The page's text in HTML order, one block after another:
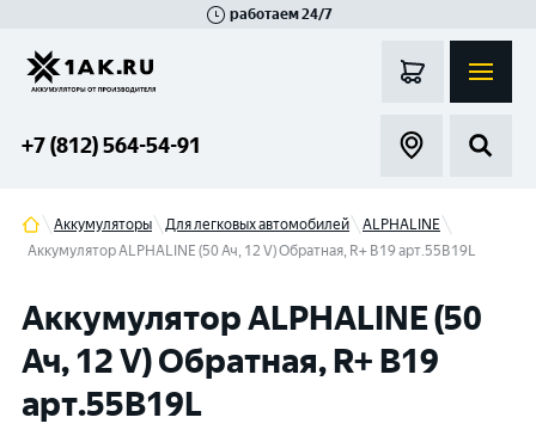
работаем 24/7
+7 (812) 564-54-91
Аккумуляторы Для легковых автомобилей
ALPHALINE
Аккумулятор ALPHALINE (50 Ач, 12 V) Обратная, R+ B19 арт.55B19L
Аккумулятор ALPHALINE (50
Ач, 12 V) Обратная, R+ B19
арт.55B19L
Гатчина